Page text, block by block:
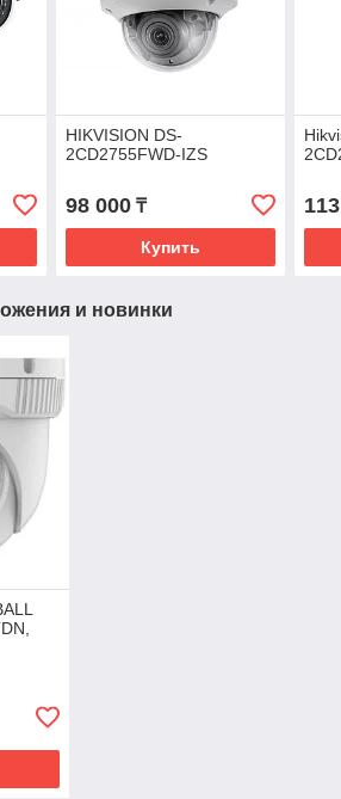
HIKVISION DS-
2CD2755FWD-IZS
98 000₸
Купить
и новинки